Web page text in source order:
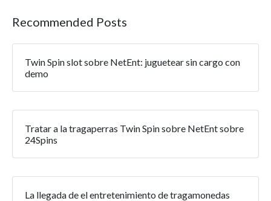
Recommended Posts
Twin Spin slot sobre NetEnt: juguetear sin cargo con
demo
Tratar a la tragaperras Twin Spin sobre NetEnt sobre
24Spins
La llegada de el entretenimiento de tragamonedas